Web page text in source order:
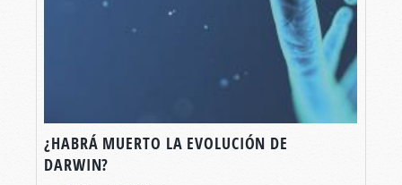
¿HABRÁ MUERTO LA EVOLUCIÓN DE
DARWIN?